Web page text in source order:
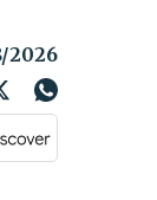
2026